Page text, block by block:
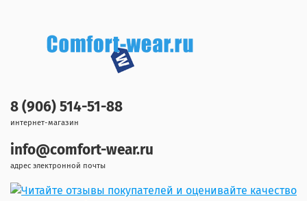
8 (906) 514-51-88
интернет-магазин
info@comfort-wear.ru
адрес электронной почты